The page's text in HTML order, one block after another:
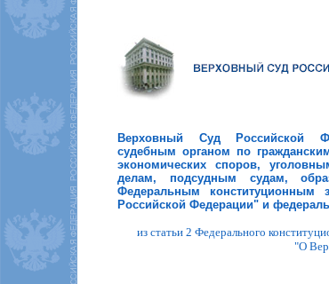
Верховный Суд Российской
судебным органом по
экономических споров,
делам, подсудным судам,
Федеральным конституционным
Российской Федерации" и
из статьи 2 Федерального
"О